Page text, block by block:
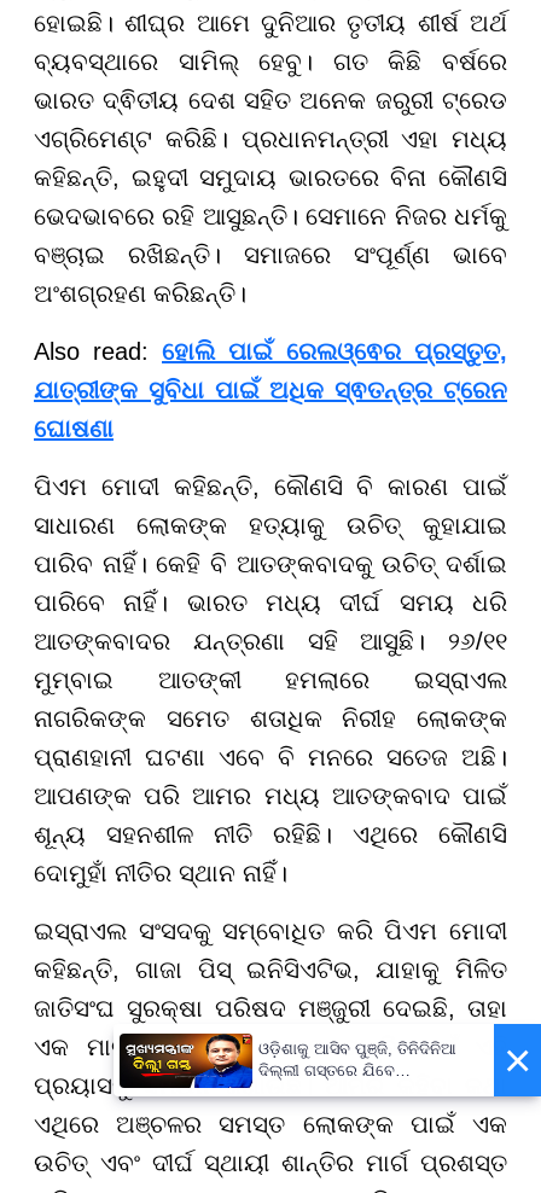
ହୋଇଛି। ଶୀଘ୍ର ଆମେ ଦୁନିଆର ତୃତୀୟ ଶୀର୍ଷ ଅର୍ଥ
ବ୍ୟବସ୍ଥାରେ ସାମିଲ୍ ହେବୁ। ଗତ କିଛି ବର୍ଷରେ
ଭାରତ ଦ୍ଵିତୀୟ ଦେଶ ସହିତ ଅନେକ ଜରୁରୀ ଟ୍ରେଡ
ଏଗ୍ରିମେଣ୍ଟ କରିଛି। ପ୍ରଧାନମନ୍ତ୍ରୀ ଏହା ମଧ୍ୟ
କହିଛନ୍ତି, ଇହୁଦୀ ସମୁଦାୟ ଭାରତରେ ବିନା କୌଣସି
ଭେଦଭାବରେ ରହି ଆସୁଛନ୍ତି। ସେମାନେ ନିଜର ଧର୍ମକୁ
ବଞ୍ଚାଇ ରଖିଛନ୍ତି। ସମାଜରେ ସଂପୂର୍ଣ୍ଣ ଭାବେ
ଅଂଶଗ୍ରହଣ କରିଛନ୍ତି।
Also read: ହୋଲି ପାଇଁ ରେଲଓ୍ଵେର ପ୍ରସ୍ତୁତ,
ଯାତ୍ରୀଙ୍କ ସୁବିଧା ପାଇଁ ଅଧିକ ସ୍ଵତନ୍ତ୍ର ଟ୍ରେନ
ଘୋଷଣା
ପିଏମ ମୋଦୀ କହିଛନ୍ତି, କୌଣସି ବି କାରଣ ପାଇଁ
ସାଧାରଣ ଲୋକଙ୍କ ହତ୍ୟାକୁ ଉଚିତ୍ କୁହାଯାଇ
ପାରିବ ନାହିଁ। କେହି ବି ଆତଙ୍କବାଦକୁ ଉଚିତ୍ ଦର୍ଶାଇ
ପାରିବେ ନାହିଁ। ଭାରତ ମଧ୍ୟ ଦୀର୍ଘ ସମୟ ଧରି
ଆତଙ୍କବାଦର ଯନ୍ତ୍ରଣା ସହି ଆସୁଛି। ୨୬/୧୧
ମୁମ୍ବାଇ ଆତଙ୍କୀ ହମଲାରେ ଇସ୍ରାଏଲ
ନାଗରିକଙ୍କ ସମେତ ଶତାଧିକ ନିରୀହ ଲୋକଙ୍କ
ପ୍ରାଣହାନୀ ଘଟଣା ଏବେ ବି ମନରେ ସତେଜ ଅଛି।
ଆପଣଙ୍କ ପରି ଆମର ମଧ୍ୟ ଆତଙ୍କବାଦ ପାଇଁ
ଶୂନ୍ୟ ସହନଶୀଳ ନୀତି ରହିଛି। ଏଥିରେ କୌଣସି
ଦୋମୁହାଁ ନୀତିର ସ୍ଥାନ ନାହିଁ।
ଇସ୍ରାଏଲ ସଂସଦକୁ ସମ୍ବୋଧିତ କରି ପିଏମ ମୋଦୀ
କହିଛନ୍ତି, ଗାଜା ପିସ୍ ଇନିସିଏଟିଭ, ଯାହାକୁ ମିଳିତ
ଜାତିସଂଘ ସୁରକ୍ଷା ପରିଷଦ ମଞ୍ଜୁରୀ ଦେଇଛି, ତାହା
ଏକ ମାର୍ଗ ଦେଖାଇଛି। ଭାରତ ଶାନ୍ତି ପାଇଁ ଏହି
ପ୍ରୟାସକୁ ସମର୍ଥନ ଜଣାଉଛି। ଆମର କହିବା କଥା
ଏଥିରେ ଅଞ୍ଚଳର ସମସ୍ତ ଲୋକଙ୍କ ପାଇଁ ଏକ
ଉଚିତ୍ ଏବଂ ଦୀର୍ଘ ସ୍ଥାୟୀ ଶାନ୍ତିର ମାର୍ଗ ପ୍ରଶସ୍ତ
×
ଓଡ଼ିଶାକୁ ଆସିବ ପୁଞ୍ଜି, ତିନିଦିନିଆ
ଦିଲ୍ଲୀ ଗସ୍ତରେ ଯିବେ
ମୁଖ୍ୟମନ୍ତ୍ରୀ ମୋହନ ମାଝୀ